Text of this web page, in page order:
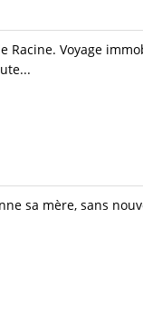
Voyage
sa mère, sans